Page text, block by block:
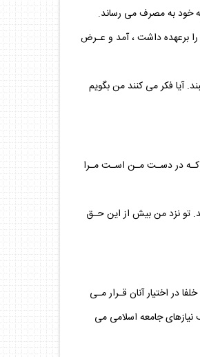
خود به مصرف مى رساند.
برعهده داشت ، آمد و عـرض
آيا فكر مى كنند من بگويم
كـه در دسـت مـن اسـت مـرا
تو نزد من بيش از اين حـق
در اختيار آنان قـرار مـى
نيازهاى جامعه اسلامى مى